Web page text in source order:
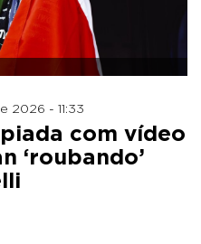
2026 - 11:33
piada com vídeo
‘roubando’